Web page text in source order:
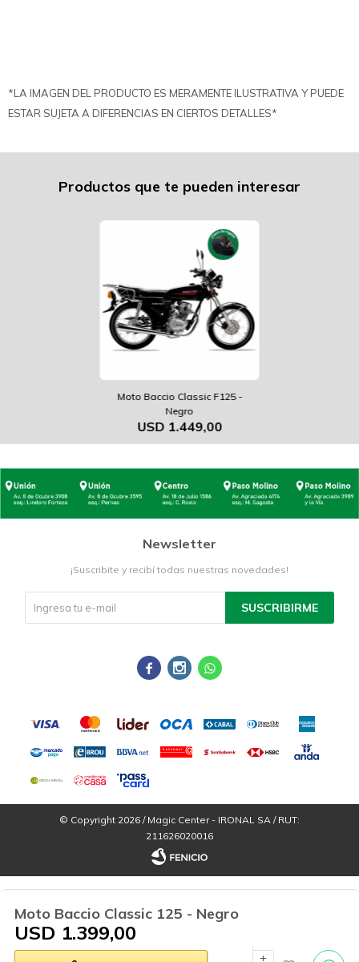
Moto Baccio Classic 125 - Negro
USD 1.399,00
add
consultas
*LA IMAGEN DEL PRODUCTO ES MERAMENTE ILUSTRATIVA Y PUEDE
ESTAR SUJETA A DIFERENCIAS EN CIERTOS DETALLES*
Productos que te pueden interesar
Moto Baccio Classic F125 -
Negro
USD 1.449,00
Newsletter
¡Suscribite y recibí todas nuestras novedades!
SUSCRIBIRME
  
© Copyright 2026 / Magic Center - IRONAL SA / RUT:
211626020016